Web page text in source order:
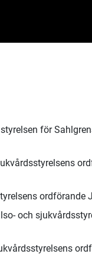
för
och